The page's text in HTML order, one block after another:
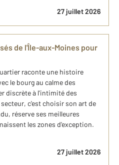
27 juillet 2026
de l'Île-aux-Moines pour
raconte une histoire
le bourg au calme des
discrète à l'intimité des
c'est choisir son art de
réserve ses meilleures
les zones d'exception.
27 juillet 2026